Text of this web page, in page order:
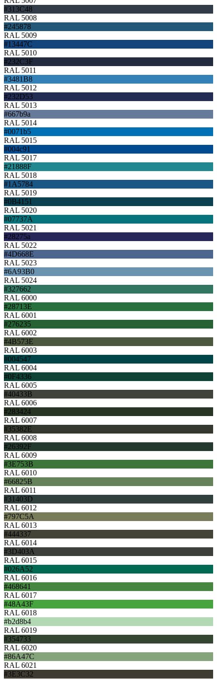
#313C48
RAL 5008
#245878
RAL 5009
#13447C
RAL 5010
#232C3F
RAL 5011
#3481B8
RAL 5012
#232D53
RAL 5013
#667b9a
RAL 5014
#0071b5
RAL 5015
#004c91
RAL 5017
#21888F
RAL 5018
#1A5784
RAL 5019
#0B4151
RAL 5020
#07737A
RAL 5021
#28275a
RAL 5022
#4D668E
RAL 5023
#6A93B0
RAL 5024
#327662
RAL 6000
#28713E
RAL 6001
#276235
RAL 6002
#4B573E
RAL 6003
#004547
RAL 6004
#0F4336
RAL 6005
#40433B
RAL 6006
#283424
RAL 6007
#35382E
RAL 6008
#26392F
RAL 6009
#3E753B
RAL 6010
#66825B
RAL 6011
#31403D
RAL 6012
#797C5A
RAL 6013
#444337
RAL 6014
#3D403A
RAL 6015
#026A52
RAL 6016
#468641
RAL 6017
#48A43F
RAL 6018
#b2d8b4
RAL 6019
#354733
RAL 6020
#86A47C
RAL 6021
#3E3C32